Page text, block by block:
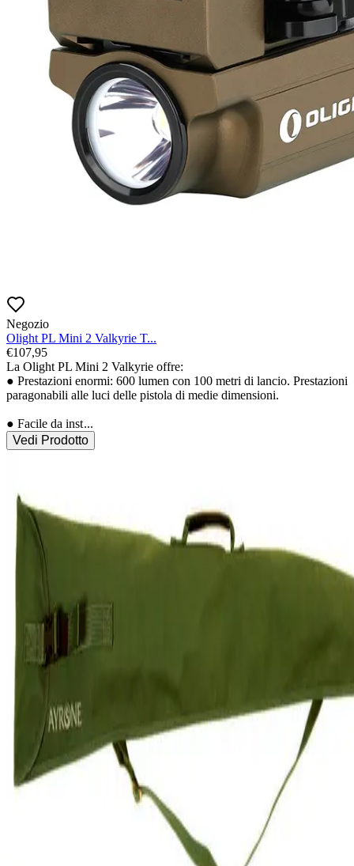
Negozio
Olight PL Mini 2 Valkyrie T...
€107,95
La Olight PL Mini 2 Valkyrie offre:
● Prestazioni enormi: 600 lumen con 100 metri di lancio. Prestazioni
paragonabili alle luci delle pistola di medie dimensioni.
● Facile da inst...
Vedi Prodotto